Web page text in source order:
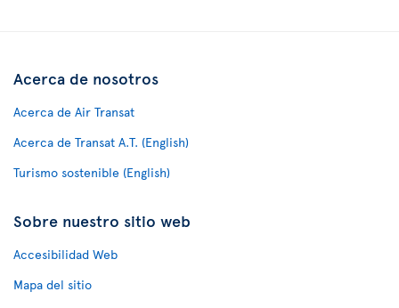
Acerca de nosotros
Acerca de Air Transat
Acerca de Transat A.T. (English)
Turismo sostenible (English)
Sobre nuestro sitio web
Accesibilidad Web
Mapa del sitio